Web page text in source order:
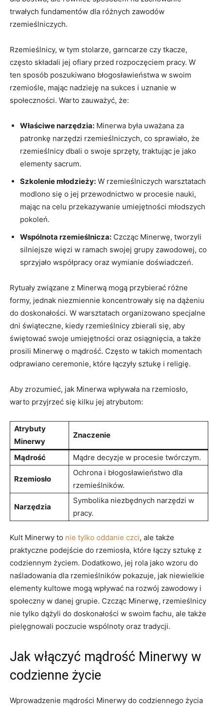
trwałych fundamentów dla różnych zawodów
rzemieślniczych.
Rzemieślnicy,⁢ w⁢ tym‍ stolarze, garncarze czy tkacze,​
często składali ⁣jej ofiary przed ‍rozpoczęciem pracy.⁤ W
ten‌ sposób poszukiwano błogosławieństwa w swoim
rzemiośle, mając nadzieję na sukces ⁣i uznanie w
społeczności. Warto zauważyć, że:
Właściwe narzędzia: Minerwa była uważana⁢ za
patronkę⁣ narzędzi rzemieślniczych, co sprawiało, że
rzemieślnicy dbali o​ swoje sprzęty, traktując ‌je jako
elementy sacrum.
Szkolenie młodzieży: W rzemieślniczych warsztatach‍
modlono się o jej przewodnictwo w procesie nauki,
mając na celu ‍przekazywanie ⁢umiejętności ⁢młodszych
pokoleń.
Wspólnota rzemieślnicza: Czcząc Minerwę, tworzyli ​
silniejsze więzi w ramach swojej grupy zawodowej, ‌co
sprzyjało współpracy oraz wymianie doświadczeń.
Rytuały związane ⁣z Minerwą mogą przybierać różne
formy, jednak ⁤niezmiennie ⁢koncentrowały się na dążeniu
do doskonałości. W warsztatach organizowano specjalne
dni świąteczne, kiedy rzemieślnicy zbierali‌ się, aby
świętować swoje umiejętności oraz osiągnięcia, a​ także
⁤prosili Minerwę ⁢o mądrość. Często w takich momentach⁢
odprawiano ceremonie, które łączyły sztukę⁢ i religię.
Aby zrozumieć, jak Minerwa⁣ wpływała na rzemiosło,
warto przyjrzeć się kilku jej atrybutom:
Atrybuty
Minerwy
Znaczenie
Mądrość Mądre decyzje w procesie twórczym.
Rzemiosło
Ochrona i błogosławieństwo dla​
rzemieślników.
Narzędzia
Symbolika niezbędnych narzędzi w
pracy.
Kult Minerwy to nie tylko oddanie czci, ale także
praktyczne podejście ⁤do rzemiosła,‍ które łączy sztukę z
codziennym życiem. Dodatkowo, jej rola jako wzoru do
naśladowania ⁢dla rzemieślników pokazuje, jak ​niewielkie
elementy kultowe mogą wpływać na rozwój zawodowy i
społeczny w​ danej‌ grupie. Czcząc Minerwę, rzemieślnicy
nie tylko dążyli do doskonałości w swoim fachu, ⁤ale także ​
pielęgnowali ⁢poczucie wspólnoty oraz tradycji.
Jak⁤ włączyć mądrość Minerwy w
codzienne życie
Wprowadzenie mądrości Minerwy do codziennego życia